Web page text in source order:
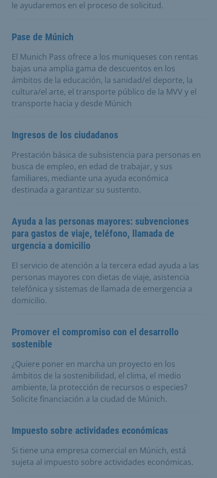
le ayudaremos en el proceso de solicitud.
Pase de Múnich
El Munich Pass ofrece a los muniqueses con rentas
bajas una amplia gama de descuentos en los
ámbitos de la educación, la sanidad/el deporte, la
cultura/el arte, el transporte público de la MVV y el
transporte hacia y desde Múnich
Ingresos de los ciudadanos
Prestación básica de subsistencia para personas en
busca de empleo, en edad de trabajar, y sus
familiares, mediante una ayuda económica
destinada a garantizar su sustento.
Ayuda a las personas mayores: subvenciones
para gastos de viaje, teléfono, llamada de
urgencia a domicilio
El servicio de atención a la tercera edad ayuda a las
personas mayores con dietas de viaje, asistencia
telefónica y sistemas de llamada de emergencia a
domicilio.
Promover el compromiso con el desarrollo
sostenible
¿Quiere poner en marcha un proyecto en los
ámbitos de la sostenibilidad, el clima, el medio
ambiente, la protección de recursos o especies?
Solicite financiación a la ciudad de Múnich.
Impuesto sobre actividades económicas
Si tiene una empresa comercial en Múnich, está
sujeta al impuesto sobre actividades económicas.